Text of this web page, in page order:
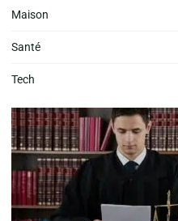
Maison
Santé
Tech